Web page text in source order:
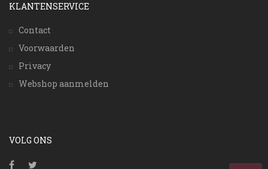
KLANTENSERVICE
Contact
Voorwaarden
Privacy
Webshop aanmelden
VOLG ONS